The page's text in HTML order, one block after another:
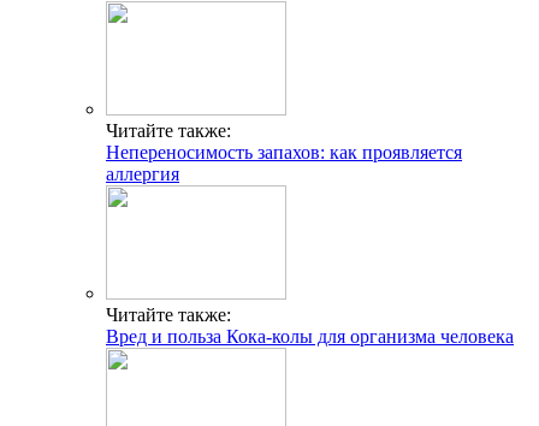
Читайте также:
Непереносимость запахов: как проявляется
аллергия
Читайте также:
Вред и польза Кока-колы для организма человека